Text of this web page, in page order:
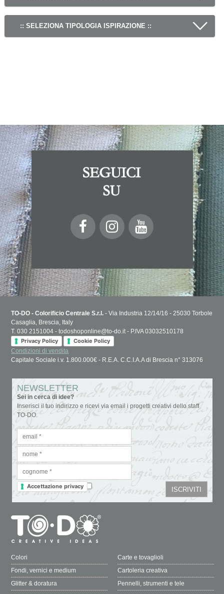
:: SELEZIONA TIPOLOGIA ISPIRAZIONE ::
TO-DO - Colorificio Centrale S.r.l. - Via Industria 12/14/16 - 25030 Torbole
Casaglia, Brescia, Italy
T. 030 2151004 - todoshoponline@to-do.it - P.IVA 03032510178
Privacy Policy
Cookie Policy
Condizioni di vendita
Capitale Sociale i.v. 1.800.000€ - R.E.A. C.C.I.A.A di Brescia n° 313076
NEWSLETTER
Sei in cerca di idee?
Inserisci il tuo indirizzo e ricevi via email i progetti creativi dello staff
TO-DO.
Accettazione privacy
Colori
Fondi, vernici e medium
Glitter & doratura
Carte e tovaglioli
Cartoleria creativa
Pennelli, strumenti e tele